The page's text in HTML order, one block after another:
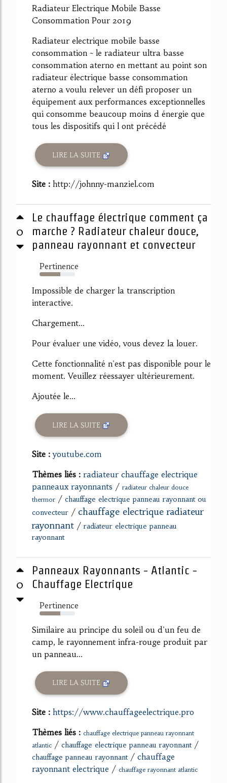
Radiateur Electrique Mobile Basse
Consommation Pour 2019
Radiateur electrique mobile basse
consommation ~ le radiateur ultra basse
consommation aterno en mettant au point son
radiateur électrique basse consommation
aterno a voulu relever un défi proposer un
équipement aux performances exceptionnelles
qui consomme beaucoup moins d énergie que
tous les dispositifs qui l ont précédé
LIRE LA SUITE
Site : http://johnny-manziel.com
0
Le chauffage électrique comment ça
marche ? Radiateur chaleur douce,
panneau rayonnant et convecteur
Pertinence
59%
Impossible de charger la transcription
interactive.
Chargement...
Pour évaluer une vidéo, vous devez la louer.
Cette fonctionnalité n'est pas disponible pour le
moment. Veuillez réessayer ultérieurement.
Ajoutée le...
LIRE LA SUITE
Site :youtube.com
Thèmes liés : radiateur chauffage electrique
panneaux rayonnants / radiateur chaleur douce
thermor / chauffage electrique panneau rayonnant ou
convecteur / chauffage electrique radiateur
rayonnant / radiateur electrique panneau
rayonnant
0
Panneaux Rayonnants - Atlantic -
Chauffage Electrique
Pertinence
58%
Similaire au principe du soleil ou d'un feu de
camp, le rayonnement infra-rouge produit par
un panneau...
LIRE LA SUITE
Site : https://www.chauffageelectrique.pro
Thèmes liés : chauffage electrique panneau rayonnant
atlantic / chauffage electrique panneau rayonnant/
chauffage panneau rayonnant/ chauffage
rayonnant electrique / chauffage rayonnant atlantic